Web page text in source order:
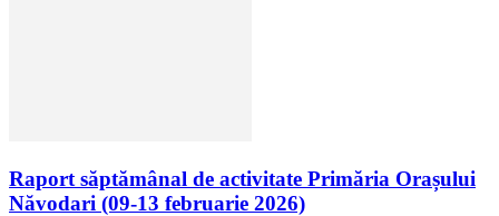
Raport săptămânal de activitate Primăria Orașului
Năvodari (09-13 februarie 2026)